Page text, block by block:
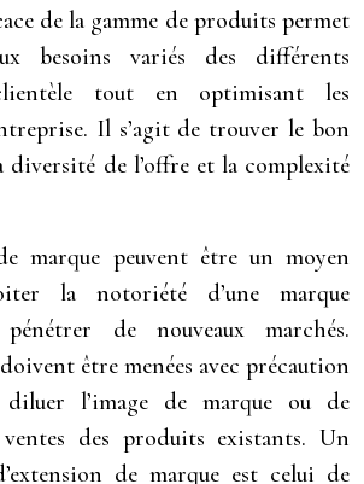
de la gamme de produits permet
besoins variés des différents
tout en optimisant les
Il s’agit de trouver le bon
diversité de l’offre et la complexité
marque peuvent être un moyen
la notoriété d’une marque
de nouveaux marchés.
être menées avec précaution
l’image de marque ou de
des produits existants. Un
de marque est celui de